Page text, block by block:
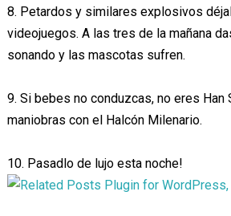
8. Petardos y similares explosivos
videojuegos. A las tres de la mañana
sonando y las mascotas sufren.
9. Si bebes no conduzcas, no eres Han
maniobras con el Halcón Milenario.
10. Pasadlo de lujo esta noche!